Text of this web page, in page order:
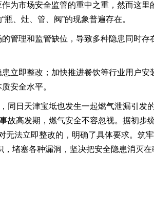
2022-06-15
直击难点 精准纾
环”
2022-06-13
《焦点访谈》
让文物活起来
为市场安全监管的重中之重，然而这里
、灶、管、阀”的现象普遍存在。
管理和监管缺位，导致多种隐患同时存
立即整改；加快推进餐饮等行业用户安
安全水平。
同日天津宝坻也发生一起燃气泄漏引发
故高发期，燃气安全不容忽视。据初步
无法立即整改的，明确了具体要求。筑
堵塞各种漏洞，坚决把安全隐患消灭在